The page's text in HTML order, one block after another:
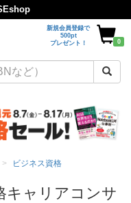
新規会員登録で
500pt
プレゼント！
0
ビジネス資格
キャリアコンサ